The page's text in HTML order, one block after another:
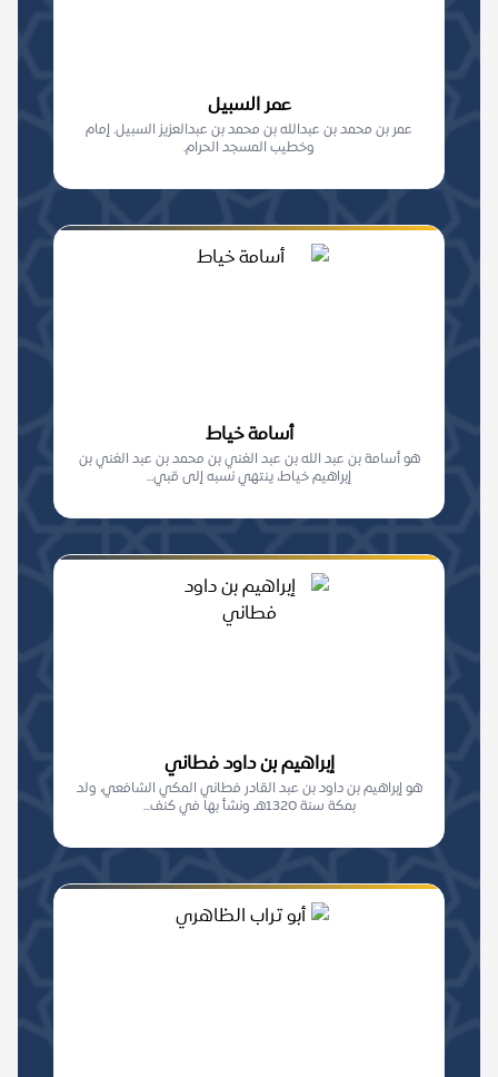
عمر السبيل
عمر بن محمد بن عبدالله بن محمد بن عبدالعزيز السبيل. إمام
وخطيب المسجد الحرام.
أسامة خياط
هو أسامة بن عبد الله بن عبد الغني بن محمد بن عبد الغني بن
إبراهيم خياط، ينتهي نسبه إلى قبي...
إبراهيم بن داود فطاني
هو إبراهيم بن داود بن عبد القادر فطاني المكي الشافعي، ولد
بمكة سنة 1320هـ ونشأ بها في كنف...